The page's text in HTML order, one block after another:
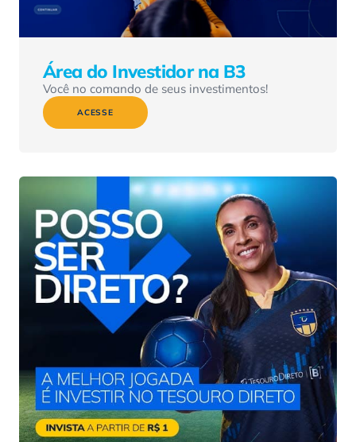
Área do Investidor na B3
Você no comando de seus investimentos!
ACESSE